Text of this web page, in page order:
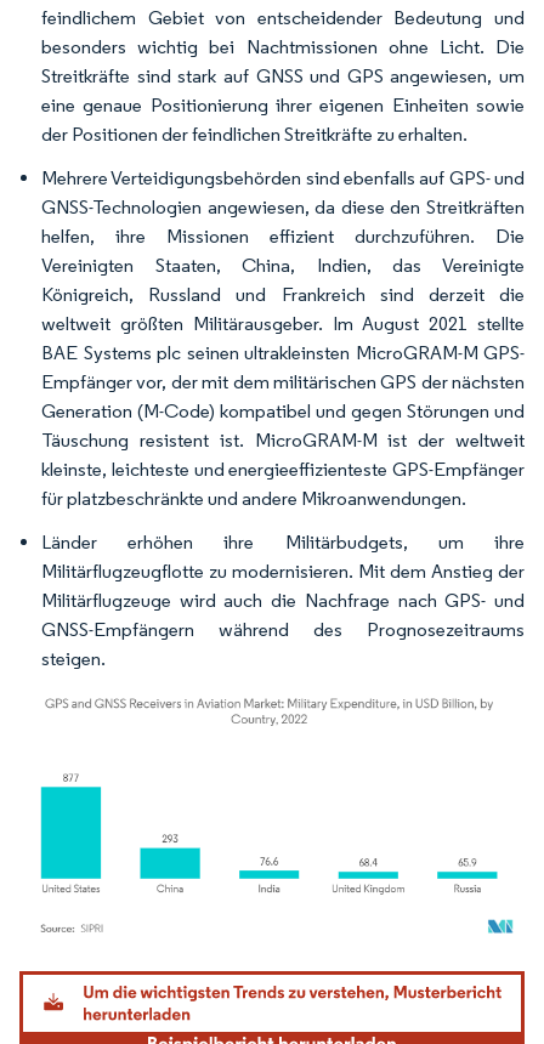
feindlichem Gebiet von entscheidender Bedeutung und
besonders wichtig bei Nachtmissionen ohne Licht. Die
Streitkräfte sind stark auf GNSS und GPS angewiesen, um
eine genaue Positionierung ihrer eigenen Einheiten sowie
der Positionen der feindlichen Streitkräfte zu erhalten.
Mehrere Verteidigungsbehörden sind ebenfalls auf GPS- und
GNSS-Technologien angewiesen, da diese den Streitkräften
helfen, ihre Missionen effizient durchzuführen. Die
Vereinigten Staaten, China, Indien, das Vereinigte
Königreich, Russland und Frankreich sind derzeit die
weltweit größten Militärausgeber. Im August 2021 stellte
BAE Systems plc seinen ultrakleinsten MicroGRAM-M GPS-
Empfänger vor, der mit dem militärischen GPS der nächsten
Generation (M-Code) kompatibel und gegen Störungen und
Täuschung resistent ist. MicroGRAM-M ist der weltweit
kleinste, leichteste und energieeffizienteste GPS-Empfänger
für platzbeschränkte und andere Mikroanwendungen.
Länder erhöhen ihre Militärbudgets, um ihre
Militärflugzeugflotte zu modernisieren. Mit dem Anstieg der
Militärflugzeuge wird auch die Nachfrage nach GPS- und
GNSS-Empfängern während des Prognosezeitraums
steigen.
Bild © Mordor Intelligence. Wiederverwendung erfordert Namensnennung gemäß